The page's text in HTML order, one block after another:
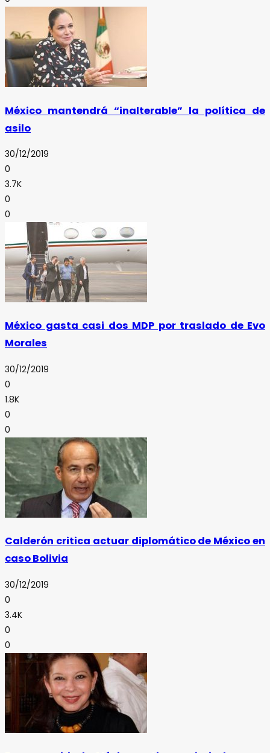
México mantendrá “inalterable” la política de
asilo
30/12/2019
0
3.7K
0
0
México gasta casi dos MDP por traslado de Evo
Morales
30/12/2019
0
1.8K
0
0
Calderón critica actuar diplomático de México en
caso Bolivia
30/12/2019
0
3.4K
0
0